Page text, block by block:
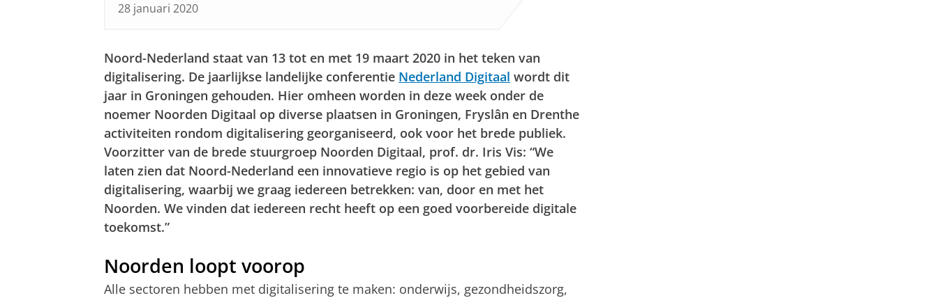
28 januari 2020
Noord-Nederland staat van 13 tot en met 19 maart 2020 in het teken van
digitalisering. De jaarlijkse landelijke conferentie Nederland Digitaal wordt dit
jaar in Groningen gehouden. Hier omheen worden in deze week onder de
noemer Noorden Digitaal op diverse plaatsen in Groningen, Fryslân en Drenthe
activiteiten rondom digitalisering georganiseerd, ook voor het brede publiek.
Voorzitter van de brede stuurgroep Noorden Digitaal, prof. dr. Iris Vis: “We
laten zien dat Noord-Nederland een innovatieve regio is op het gebied van
digitalisering, waarbij we graag iedereen betrekken: van, door en met het
Noorden. We vinden dat iedereen recht heeft op een goed voorbereide digitale
toekomst.”
Noorden loopt voorop
Alle sectoren hebben met digitalisering te maken: onderwijs, gezondheidszorg,